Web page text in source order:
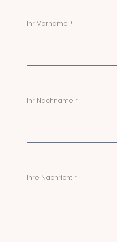
Ihr Vorname *
Ihr Nachname *
Ihre Nachricht *